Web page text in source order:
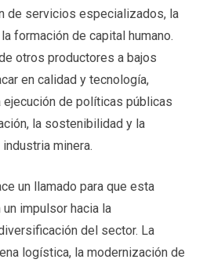
de servicios especializados, la
formación de capital humano.
otros productores a bajos
en calidad y tecnología,
de políticas públicas
la sostenibilidad y la
minera.
un llamado para que esta
impulsor hacia la
del sector. La
logística, la modernización de